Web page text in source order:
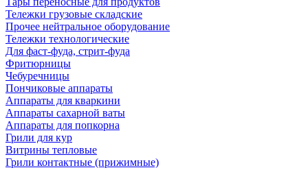
Тележки грузовые складские
Прочее нейтральное оборудование
Тележки технологические
Для фаст-фуда, стрит-фуда
Фритюрницы
Чебуречницы
Пончиковые аппараты
Аппараты для кваркини
Аппараты сахарной ваты
Аппараты для попкорна
Грили для кур
Витрины тепловые
Грили контактные (прижимные)